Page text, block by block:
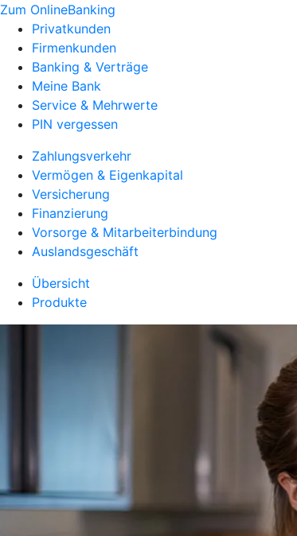
Zum OnlineBanking
Privatkunden
Firmenkunden
Banking & Verträge
Meine Bank
Service & Mehrwerte
PIN vergessen
Zahlungsverkehr
Vermögen & Eigenkapital
Versicherung
Finanzierung
Vorsorge & Mitarbeiterbindung
Auslandsgeschäft
Übersicht
Produkte